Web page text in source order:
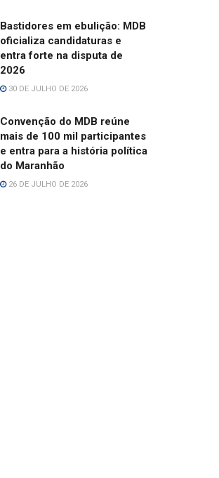
Bastidores em ebulição: MDB
oficializa candidaturas e
entra forte na disputa de
2026
30 DE JULHO DE 2026
Convenção do MDB reúne
mais de 100 mil participantes
e entra para a história política
do Maranhão
26 DE JULHO DE 2026